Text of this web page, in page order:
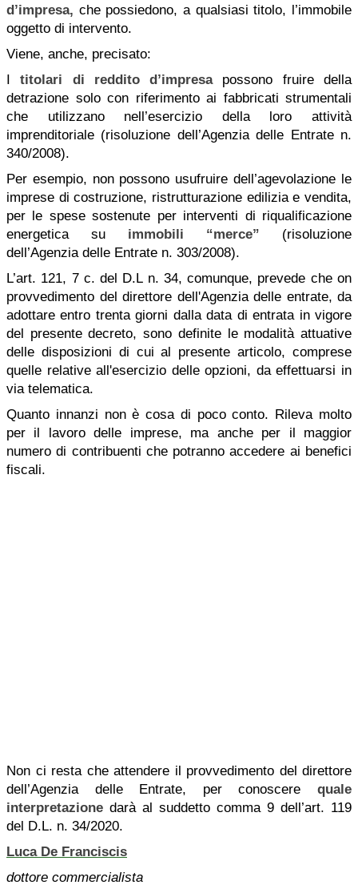
d’impresa, che possiedono, a qualsiasi titolo, l’immobile
oggetto di intervento.
Viene, anche, precisato:
Ititolari di reddito d’impresapossono fruire della
detrazione solo con riferimento ai fabbricati strumentali
che utilizzano nell’esercizio della loro attività
imprenditoriale (risoluzione dell’Agenzia delle Entrate n.
340/2008).
Per esempio, non possono usufruire dell’agevolazione le
imprese di costruzione, ristrutturazione edilizia e vendita,
per le spese sostenute per interventi di riqualificazione
energetica su immobili “merce” (risoluzione
dell’Agenzia delle Entrate n. 303/2008).
L’art. 121, 7 c. del D.L n. 34, comunque, prevede che on
provvedimento del direttore dell'Agenzia delle entrate, da
adottare entro trenta giorni dalla data di entrata in vigore
del presente decreto, sono definite le modalità attuative
delle disposizioni di cui al presente articolo, comprese
quelle relative all'esercizio delle opzioni, da effettuarsi in
via telematica.
Quanto innanzi non è cosa di poco conto. Rileva molto
per il lavoro delle imprese, ma anche per il maggior
numero di contribuenti che potranno accedere ai benefici
fiscali.
Non ci resta che attendere il provvedimento del direttore
dell’Agenzia delle Entrate, per conoscere quale
interpretazione darà al suddetto comma 9 dell’art. 119
del D.L. n. 34/2020.
Luca De Franciscis
dottore commercialista